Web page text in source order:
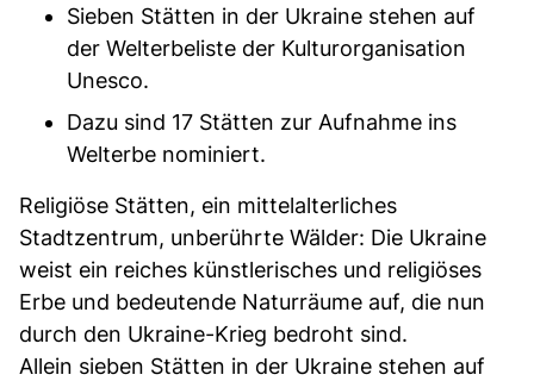
Sieben Stätten in der Ukraine stehen auf
der Welterbeliste der Kulturorganisation
Unesco.
Dazu sind 17 Stätten zur Aufnahme ins
Welterbe nominiert.
Religiöse Stätten, ein mittelalterliches
Stadtzentrum, unberührte Wälder: Die Ukraine
weist ein reiches künstlerisches und religiöses
Erbe und bedeutende Naturräume auf, die nun
durch den Ukraine-Krieg bedroht sind.
Allein sieben Stätten in der Ukraine stehen auf